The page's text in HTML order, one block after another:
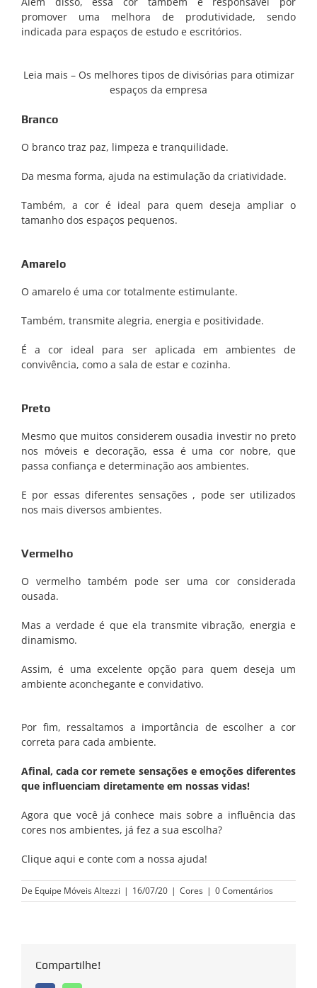
promover uma melhora de produtividade, sendo
indicada para espaços de estudo e escritórios.
Leia mais – Os melhores tipos de divisórias para otimizar
espaços da empresa
Branco
O branco traz paz, limpeza e tranquilidade.
Da mesma forma, ajuda na estimulação da criatividade.
Também, a cor é ideal para quem deseja ampliar o
tamanho dos espaços pequenos.
Amarelo
O amarelo é uma cor totalmente estimulante.
Também, transmite alegria, energia e positividade.
É a cor ideal para ser aplicada em ambientes de
convivência, como a sala de estar e cozinha.
Preto
Mesmo que muitos considerem ousadia investir no preto
nos móveis e decoração, essa é uma cor nobre, que
passa confiança e determinação aos ambientes.
E por essas diferentes sensações , pode ser utilizados
nos mais diversos ambientes.
Vermelho
O vermelho também pode ser uma cor considerada
ousada.
Mas a verdade é que ela transmite vibração, energia e
dinamismo.
Assim, é uma excelente opção para quem deseja um
ambiente aconchegante e convidativo.
Por fim, ressaltamos a importância de escolher a cor
correta para cada ambiente.
Afinal, cada cor remete sensações e emoções diferentes
que influenciam diretamente em nossas vidas!
Agora que você já conhece mais sobre a influência das
cores nos ambientes, já fez a sua escolha?
Clique aqui e conte com a nossa ajuda!
De Equipe Móveis Altezzi | 16/07/20 | Cores | 0 Comentários
Compartilhe!